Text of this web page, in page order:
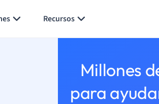
Recursos
Millones
para